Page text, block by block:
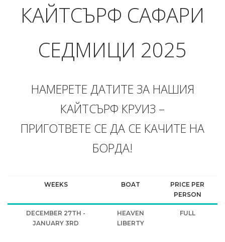
КАЙТСЪРФ САФАРИ
СЕДМИЦИ 2025
НАМЕРЕТЕ ДАТИТЕ ЗА НАШИЯ
КАЙТСЪРФ КРУИЗ –
ПРИГОТВЕТЕ СЕ ДА СЕ КАЧИТЕ НА
БОРДА!
WEEKS BOAT
PRICE PER
PERSON
DECEMBER 27TH -
JANUARY 3RD
HEAVEN
LIBERTY
FULL